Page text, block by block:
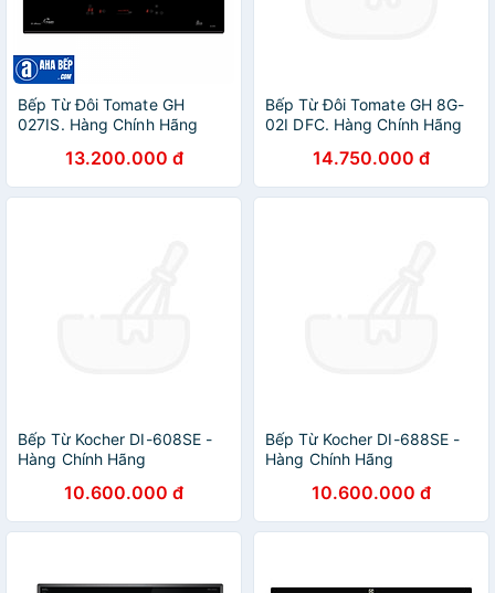
Bếp Từ Đôi Tomate GH
027IS. Hàng Chính Hãng
13.200.000 đ
Bếp Từ Đôi Tomate GH 8G-
02I DFC. Hàng Chính Hãng
14.750.000 đ
Bếp Từ Kocher DI-608SE -
Hàng Chính Hãng
10.600.000 đ
Bếp Từ Kocher DI-688SE -
Hàng Chính Hãng
10.600.000 đ